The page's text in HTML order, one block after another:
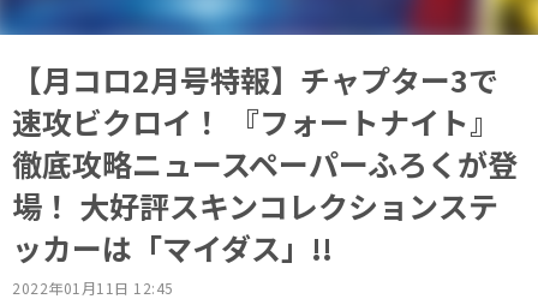
【月コロ2月号特報】チャプター3で
速攻ビクロイ！ 『フォートナイト』
徹底攻略ニュースペーパーふろくが登
場！ 大好評スキンコレクションステ
ッカーは「マイダス」!!
2022年01月11日 12:45